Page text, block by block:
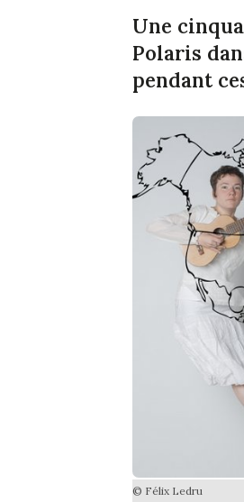
Une
Polaris
pendant
© Félix Ledru